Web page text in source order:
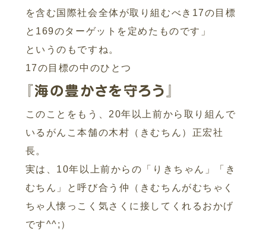
を含む国際社会全体が取り組むべき17の目標
と169のターゲットを定めたものです」
というのもですね。
17の目標の中のひとつ
『海の豊かさを守ろう』
このことをもう、20年以上前から取り組んで
いるがんこ本舗の木村（きむちん）正宏社
長。
実は、10年以上前からの「りきちゃん」「き
むちん」と呼び合う仲（きむちんがむちゃく
ちゃ人懐っこく気さくに接してくれるおかげ
です^^;）